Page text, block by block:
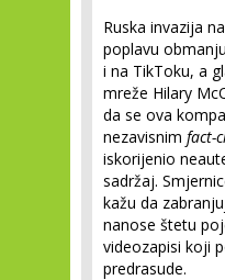
Ruska invazija
poplavu
i na TikToku, a
mreže Hilary
da se ova
nezavisnim fact-
iskorijenio
sadržaj.
kažu da
nanose štetu
videozapisi koji
predrasude.